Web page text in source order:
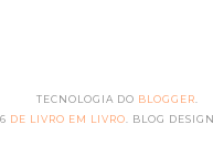
TECNOLOGIA DO BLOGGER
DE LIVRO EM LIVRO . BLOG